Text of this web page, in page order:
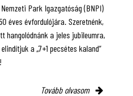
Park Igazgatóság (BNPI)
éves évfordulójára. Szeretnénk,
hangolódnánk a jeles jubileumra,
a „7+1 pecsétes kaland”
Tovább olvasom